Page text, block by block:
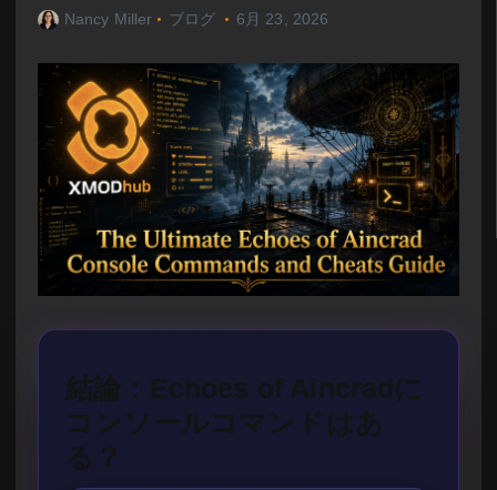
Nancy Miller ブログ 6月 23, 2026
結論：Echoes of Aincradに
コンソールコマンドはあ
る？